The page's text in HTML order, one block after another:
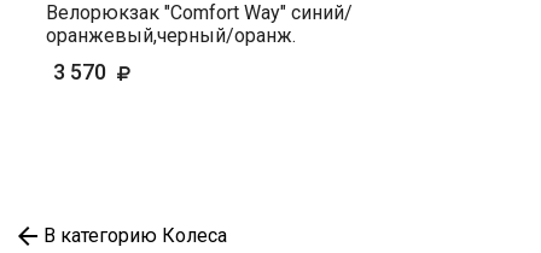
Велорюкзак "Comfort Way" синий/
оранжевый,черный/оранж.
3 570
В категорию Колеса